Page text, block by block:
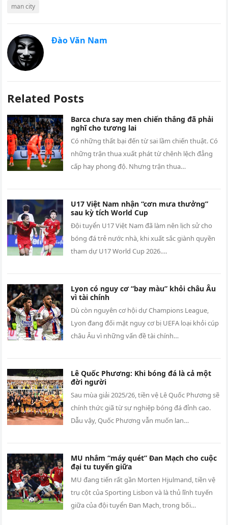
man city
Đào Văn Nam
Related Posts
Barca chưa say men chiến thắng đã phải
nghĩ cho tương lai
Có những thất bại đến từ sai lầm chiến thuật. Có
những trận thua xuất phát từ chênh lệch đẳng
cấp hay phong độ. Nhưng trận thua…
U17 Việt Nam nhận “cơn mưa thưởng”
sau kỳ tích World Cup
Đội tuyển U17 Việt Nam đã làm nên lịch sử cho
bóng đá trẻ nước nhà, khi xuất sắc giành quyền
tham dự U17 World Cup 2026….
Lyon có nguy cơ “bay màu” khỏi châu Âu
vì tài chính
Dù còn nguyên cơ hội dự Champions League,
Lyon đang đối mặt nguy cơ bị UEFA loại khỏi cúp
châu Âu vì những vấn đề tài chính…
Lê Quốc Phương: Khi bóng đá là cả một
đời người
Sau mùa giải 2025/26, tiền vệ Lê Quốc Phương sẽ
chính thức giã từ sự nghiệp bóng đá đỉnh cao.
Dẫu vậy, Quốc Phương vẫn muốn lan…
MU nhắm “máy quét” Đan Mạch cho cuộc
đại tu tuyến giữa
MU đang tiến rất gần Morten Hjulmand, tiền vệ
trụ cột của Sporting Lisbon và là thủ lĩnh tuyến
giữa của đội tuyển Đan Mạch, trong bối…